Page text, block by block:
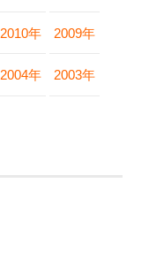
2010年 2009年
2004年 2003年